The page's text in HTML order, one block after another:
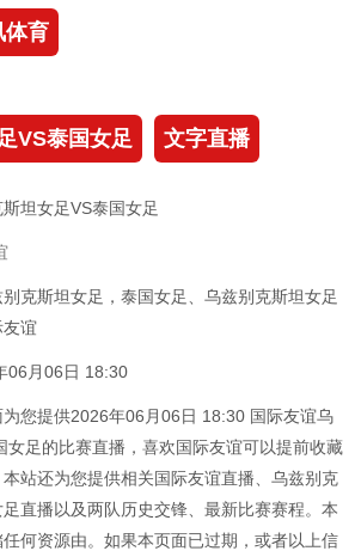
体育
VS泰国女足 文字直播
斯坦女足VS泰国女足
别克斯坦女足，泰国女足、乌兹别克斯坦女足
友谊
06月06日 18:30
为您提供2026年06月06日 18:30 国际友谊乌
女足的比赛直播，喜欢国际友谊可以提前收藏
站还为您提供相关国际友谊直播、乌兹别克
直播以及两队历史交锋、最新比赛赛程。本
何资源由。如果本页面已过期，或者以上信